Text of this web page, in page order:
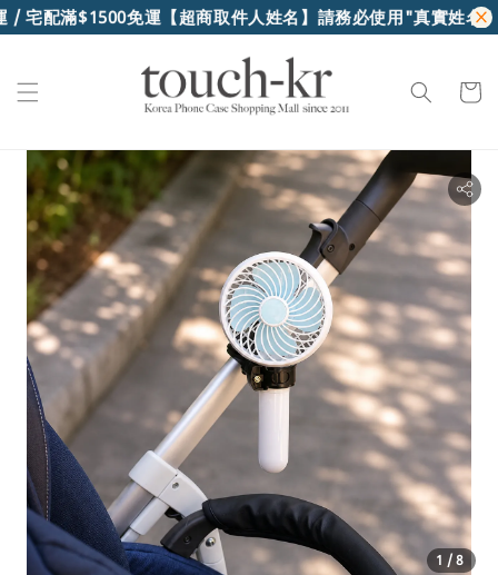
宅配滿$1500免運【超商取件人姓名】請務必使用"真實姓名"
1 /8